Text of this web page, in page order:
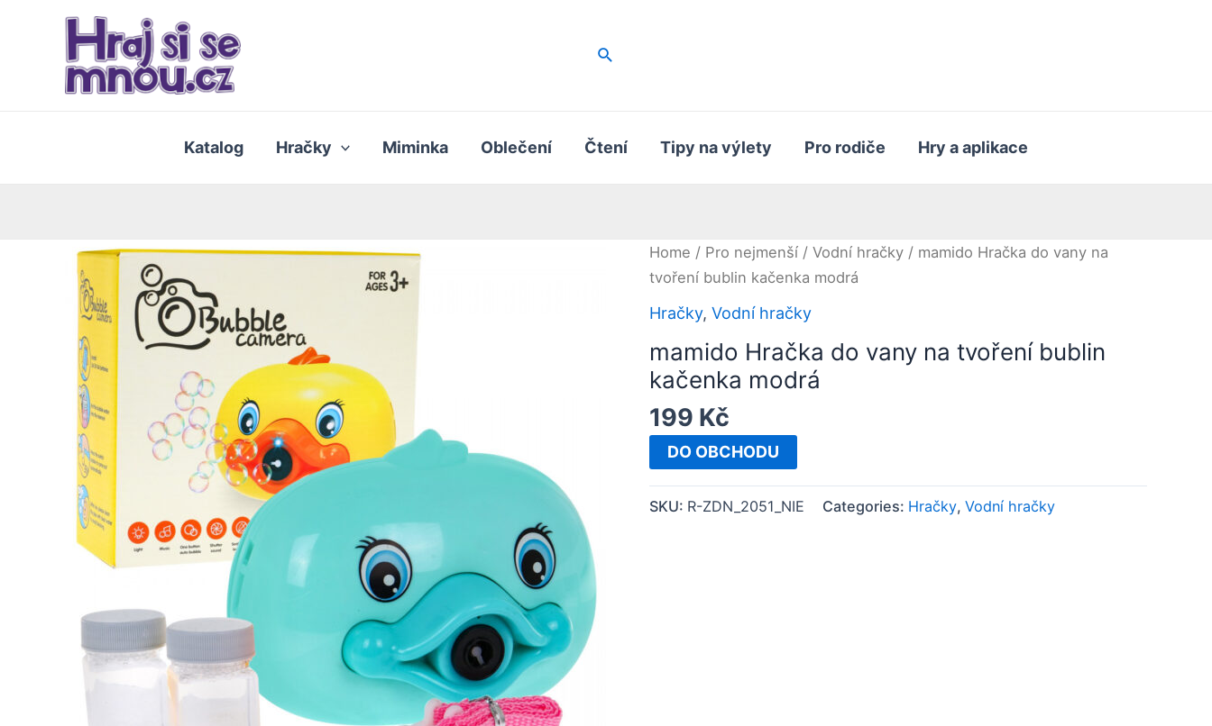
Hledat
Katalog Hračky Miminka Oblečení Čtení Tipy na výlety Pro rodiče Hry a aplikace
Home / Pro nejmenší / Vodní hračky / mamido Hračka do vany na
tvoření bublin kačenka modrá
Hračky, Vodní hračky
mamido Hračka do vany na tvoření bublin
kačenka modrá
199 Kč
DO OBCHODU
SKU: R-ZDN_2051_NIE Categories: Hračky, Vodní hračky